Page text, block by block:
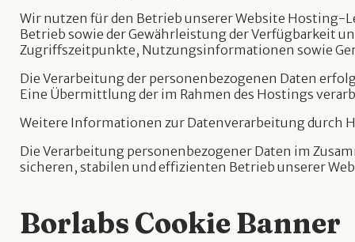
Wir nutzen für den Betrieb unserer Website Hosting-
Betrieb sowie der Gewährleistung der Verfügbarkeit
Zugriffszeitpunkte, Nutzungsinformationen sowie
Die Verarbeitung der personenbezogenen Daten
Eine Übermittlung der im Rahmen des Hostings
Weitere Informationen zur Datenverarbeitung durch
Die Verarbeitung personenbezogener Daten im
sicheren, stabilen und effizienten Betrieb unserer
Borlabs Cookie Banner